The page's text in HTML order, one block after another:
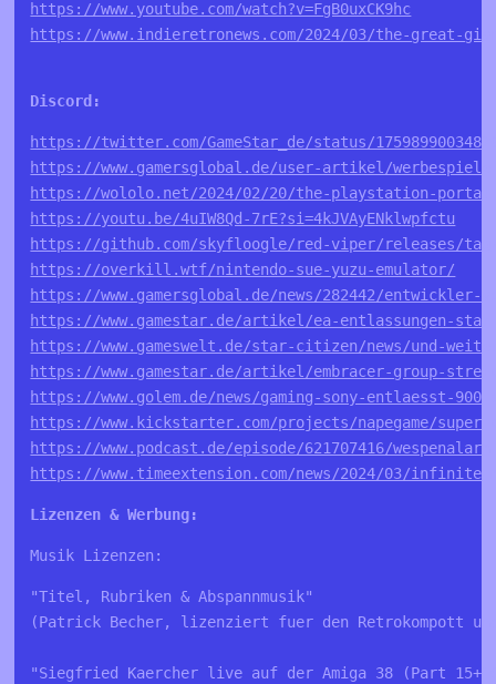
https://www.youtube.com/watch?v=FgB0uxCK9hc
https://www.indieretronews.com/2024/03/the-great-
https://twitter.com/GameStar_de/status/
https://www.gamersglobal.de/user-artikel/werbespiele-
https://wololo.net/2024/02/20/the-playstation-portal-
https://youtu.be/4uIW8Qd-7rE?si=4kJVAyENklwpfctu
https://github.com/skyfloogle/red-viper/releases/
https://overkill.wtf/nintendo-sue-yuzu-emulator/
https://www.gamersglobal.de/news/282442/
https://www.gamestar.de/artikel/ea-entlassungen-star-
https://www.gameswelt.de/star-citizen/news/und-
https://www.gamestar.de/artikel/embracer-group-
https://www.golem.de/news/gaming-sony-entlaesst-
https://www.kickstarter.com/projects/napegame/
https://www.podcast.de/episode/621707416/
https://www.timeextension.com/news/2024/03/
Lizenzen & Werbung:
Musik Lizenzen:
"Titel, Rubriken & Abspannmusik"
(Patrick Becher, lizenziert fuer den Retrokompott
"Siegfried Kaercher live auf der Amiga 38 (Part